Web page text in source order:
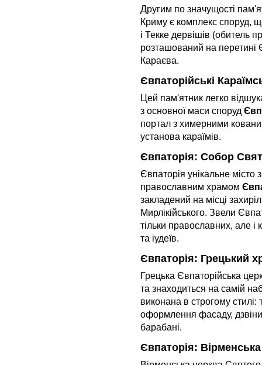
Другим по значущості
Криму є комплекс споруд,
і Текке дервішів (обитель
розташований на перетині
Караєва.
Євпаторійські
Цей пам'ятник легко
з основної маси споруд
портал з химерними
установа караїмів.
Євпаторія: Собор
Євпаторія унікальне місто
православним храмом
закладений на місці
Мирлікійського. Звели
тільки православних, але і
та іудеїв.
Євпаторія: Грецький
Грецька Євпаторійська
та знаходиться на самій
виконана в строгому стилі:
оформлення фасаду,
барабані.
Євпаторія: